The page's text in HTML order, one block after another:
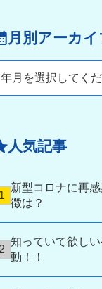
月別アーカイ
年月を選択してく
人気記事
新型コロナに再
徴は？
知っていて欲し
動！！